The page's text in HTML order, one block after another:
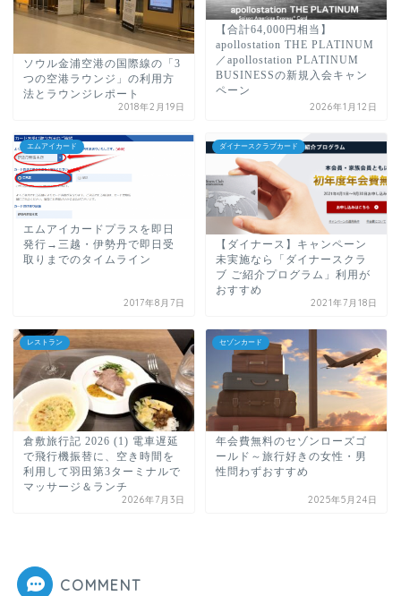
ソウル金浦空港の国際線の「3
つの空港ラウンジ」の利用方
法とラウンジレポート
2018年2月19日
【合計64,000円相当】
apollostation THE PLATINUM
／apollostation PLATINUM
BUSINESSの新規入会キャン
ペーン
2026年1月12日
エムアイカード
エムアイカードプラスを即日
発行→三越・伊勢丹で即日受
取りまでのタイムライン
2017年8月7日
ダイナースクラブカード
【ダイナース】キャンペーン
未実施なら「ダイナースクラ
ブ ご紹介プログラム」利用が
おすすめ
2021年7月18日
レストラン
倉敷旅行記 2026 (1) 電車遅延
で飛行機振替に、空き時間を
利用して羽田第3ターミナルで
マッサージ＆ランチ
2026年7月3日
セゾンカード
年会費無料のセゾンローズゴ
ールド～旅行好きの女性・男
性問わずおすすめ
2025年5月24日
COMMENT